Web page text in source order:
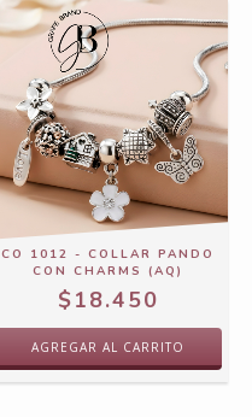
CO 1012 - COLLAR PANDO
CON CHARMS (AQ)
$18.450